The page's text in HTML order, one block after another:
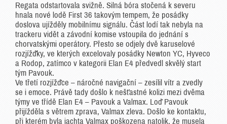
Regata odstartovala svižně. Silná bóra stočená k severu
hnala nové lodě First 36 takovým tempem, že posádky
doslova ujížděly mobilnímu signálu. Část lodí tak nebyla na
trackeru vidět a závodní komise vstoupila do jednání s
chorvatskými operátory. Přesto se odjely dvě karuselové
rozjížďky, ve kterých excelovaly posádky Newton YC, Hyveco
a Rodop, zatímco v kategorii Elan E4 předvedl skvělý start
tým Pavouk.
Ve třetí rozjížďce – náročné navigační – zesílil vítr a zvedly
se i emoce. Právě tady došlo k nešťastné kolizi mezi dvěma
týmy ve třídě Elan E4 – Pavouk a Valmax. Loď Pavouk
přijížděla s větrem zprava, Valmax zleva. Došlo ke kontaktu,
při kterém byla jachta Valmax poškozena natolik, že musela